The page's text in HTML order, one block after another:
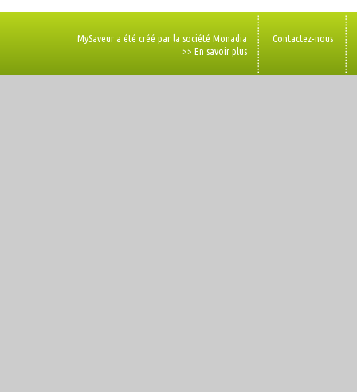
MySaveur a été créé par la société Monadia
>> En savoir plus
Contactez-nous